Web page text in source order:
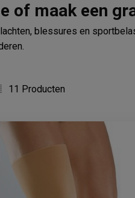
of maak een
blessures en
11 Producten